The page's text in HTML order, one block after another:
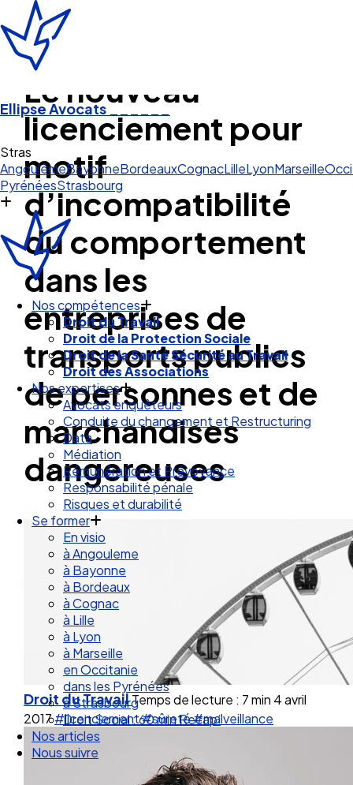
Ellipse Avocats ______
Strasbourg
AngoulêmeBayonneBordeauxCognacLilleLyonMarseille
PyrénéesStrasbourg
Nos compétences
Droit du Travail
Droit de la Protection Sociale
Droit de la Santé Sécurité au Travail
Droit des Associations
Nos expertises
Avocats enquêteurs
Conduite du changement et Restructuring
Data
Médiation
Rémunération et Prévoyance
Responsabilité pénale
Risques et durabilité
Se former
En visio
à Angouleme
à Bayonne
à Bordeaux
à Cognac
à Lille
à Lyon
à Marseille
en Occitanie
dans les Pyrénées
à Strasbourg
Droit Social : 60 min Recap’
Nos articles
Nous suivre
Le nouveau
licenciement pour
motif
d’incompatibilité
du comportement
dans les
entreprises de
transports publics
de personnes et de
marchandises
dangereuses
Droit du TravailTemps de lecture : 7 min 4 avril
2017#licenciement#sûreté#malveillance